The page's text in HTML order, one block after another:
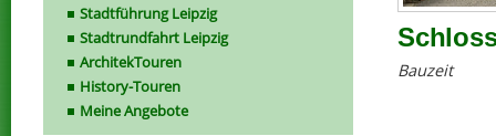
Bauzeit
Stadtführung Leipzig
Stadtrundfahrt Leipzig
ArchitekTouren
History-Touren
Meine Angebote